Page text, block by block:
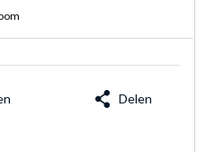
Delen